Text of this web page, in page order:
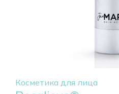
Косметика для лица